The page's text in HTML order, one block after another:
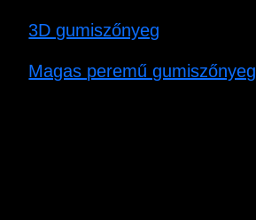
3D gumiszőnyeg
Magas peremű gumiszőnyeg